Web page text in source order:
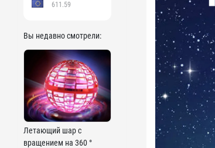
611.59
Вы недавно смотрели:
Летающий шар с
вращением на 360 °